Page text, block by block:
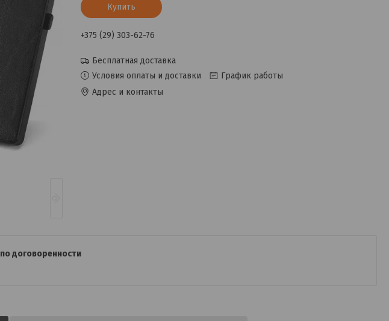
Купить
+375 (29) 303-62-76
Бесплатная доставка
Условия оплаты и доставки
График работы
Адрес и контакты
по договоренности